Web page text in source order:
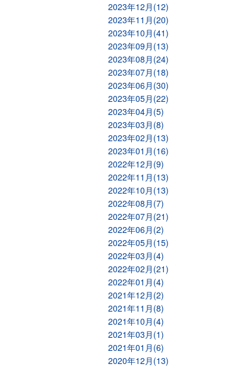
2023年12月(12)
2023年11月(20)
2023年10月(41)
2023年09月(13)
2023年08月(24)
2023年07月(18)
2023年06月(30)
2023年05月(22)
2023年04月(5)
2023年03月(8)
2023年02月(13)
2023年01月(16)
2022年12月(9)
2022年11月(13)
2022年10月(13)
2022年08月(7)
2022年07月(21)
2022年06月(2)
2022年05月(15)
2022年03月(4)
2022年02月(21)
2022年01月(4)
2021年12月(2)
2021年11月(8)
2021年10月(4)
2021年03月(1)
2021年01月(6)
2020年12月(13)